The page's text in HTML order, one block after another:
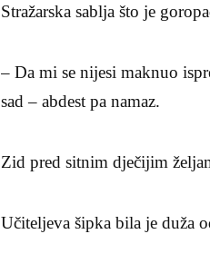
Stražarska sablja što je
– Da mi se nijesi maknuo
sad – abdest pa namaz.
Zid pred sitnim dječijim
Učiteljeva šipka bila je duža